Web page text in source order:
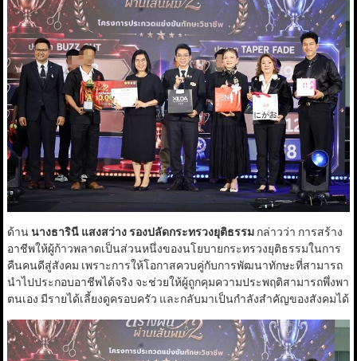
ด้านนางธารินี แสงสว่าง รองปลัดกระทรวงยุติธรรมกล่าวว่า การสร้าง
อาชีพให้ผู้ก้าวพลาดเป็นส่วนหนึ่งของนโยบายกระทรวงยุติธรรมในการ
คืนคนดีสู่สังคม เพราะการให้โอกาสควบคู่กับการพัฒนาทักษะที่สามารถ
นำไปประกอบอาชีพได้จริง จะช่วยให้ผู้ถูกคุมความประพฤติสามารถพึ่งพา
ตนเอง มีรายได้เลี้ยงดูครอบครัว และกลับมาเป็นกำลังสำคัญของสังคมได้